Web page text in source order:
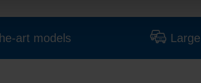
art models